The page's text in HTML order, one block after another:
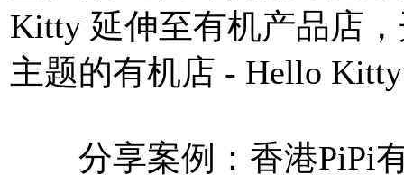
Kitty 延伸至有机产品店
主题的有机店 - Hello
分享案例：香港PiPi